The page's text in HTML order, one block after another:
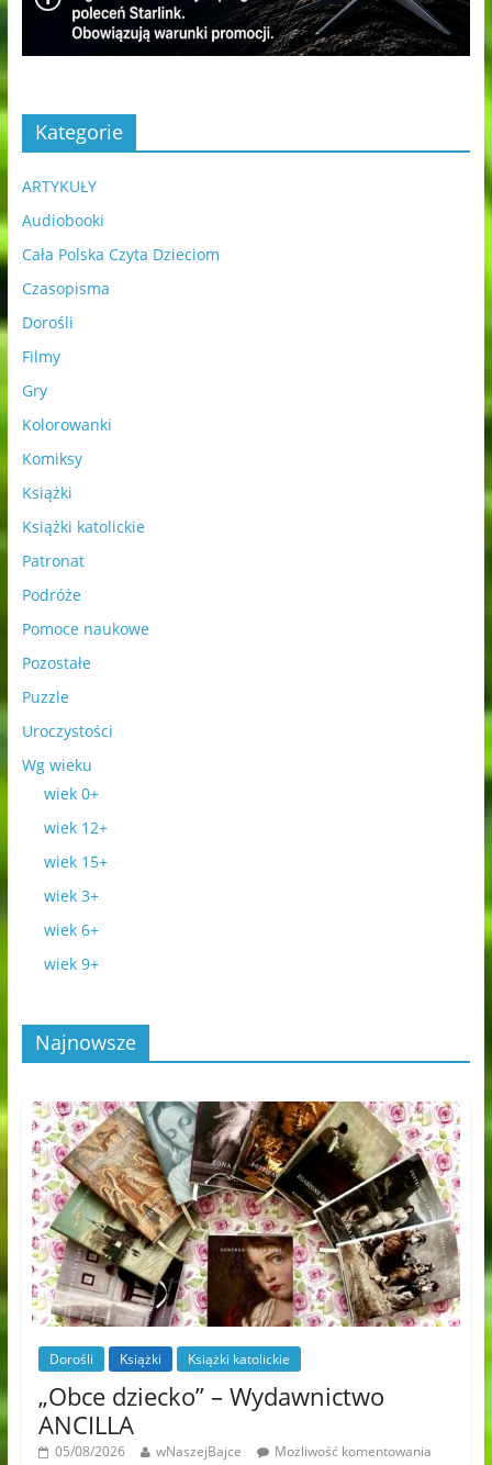
Kategorie
ARTYKUŁY
Audiobooki
Cała Polska Czyta Dzieciom
Czasopisma
Dorośli
Filmy
Gry
Kolorowanki
Komiksy
Książki
Książki katolickie
Patronat
Podróże
Pomoce naukowe
Pozostałe
Puzzle
Uroczystości
Wg wieku
wiek 0+
wiek 12+
wiek 15+
wiek 3+
wiek 6+
wiek 9+
Najnowsze
Dorośli Książki Książki katolickie
„Obce dziecko” – Wydawnictwo
ANCILLA
05/08/2026 wNaszejBajce
Możliwość komentowania